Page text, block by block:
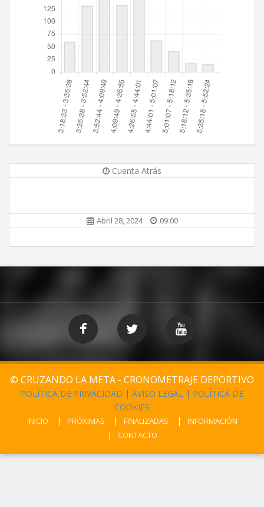
Cuenta Atrás
Abril 28, 2024 09:00
© CRUZANDO LA META - CRONOMETRAJE DEPORTIVO
POLÍTICA DE PRIVACIDAD | AVISO LEGAL | POLÍTICA DE
COOKIES
INICIO PRÓXIMAS FINALIZADAS
INFORMACIÓN
CONTACTO